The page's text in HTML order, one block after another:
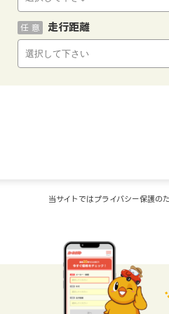
走行距離
任 意
当サイトではプライバシー保護の